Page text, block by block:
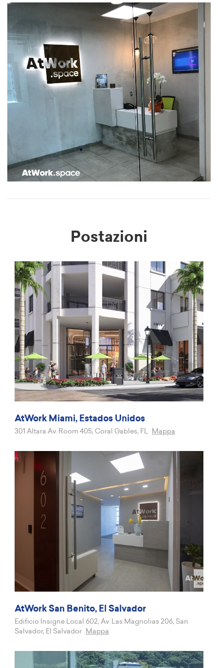
Postazioni
AtWork Miami, Estados Unidos
301 Altara Av. Room 405, Coral Gables, FL Mappa
AtWork San Benito, El Salvador
Edificio Insigne Local 602, Av. Las Magnolias 206, San
Salvador, El Salvador
Mappa